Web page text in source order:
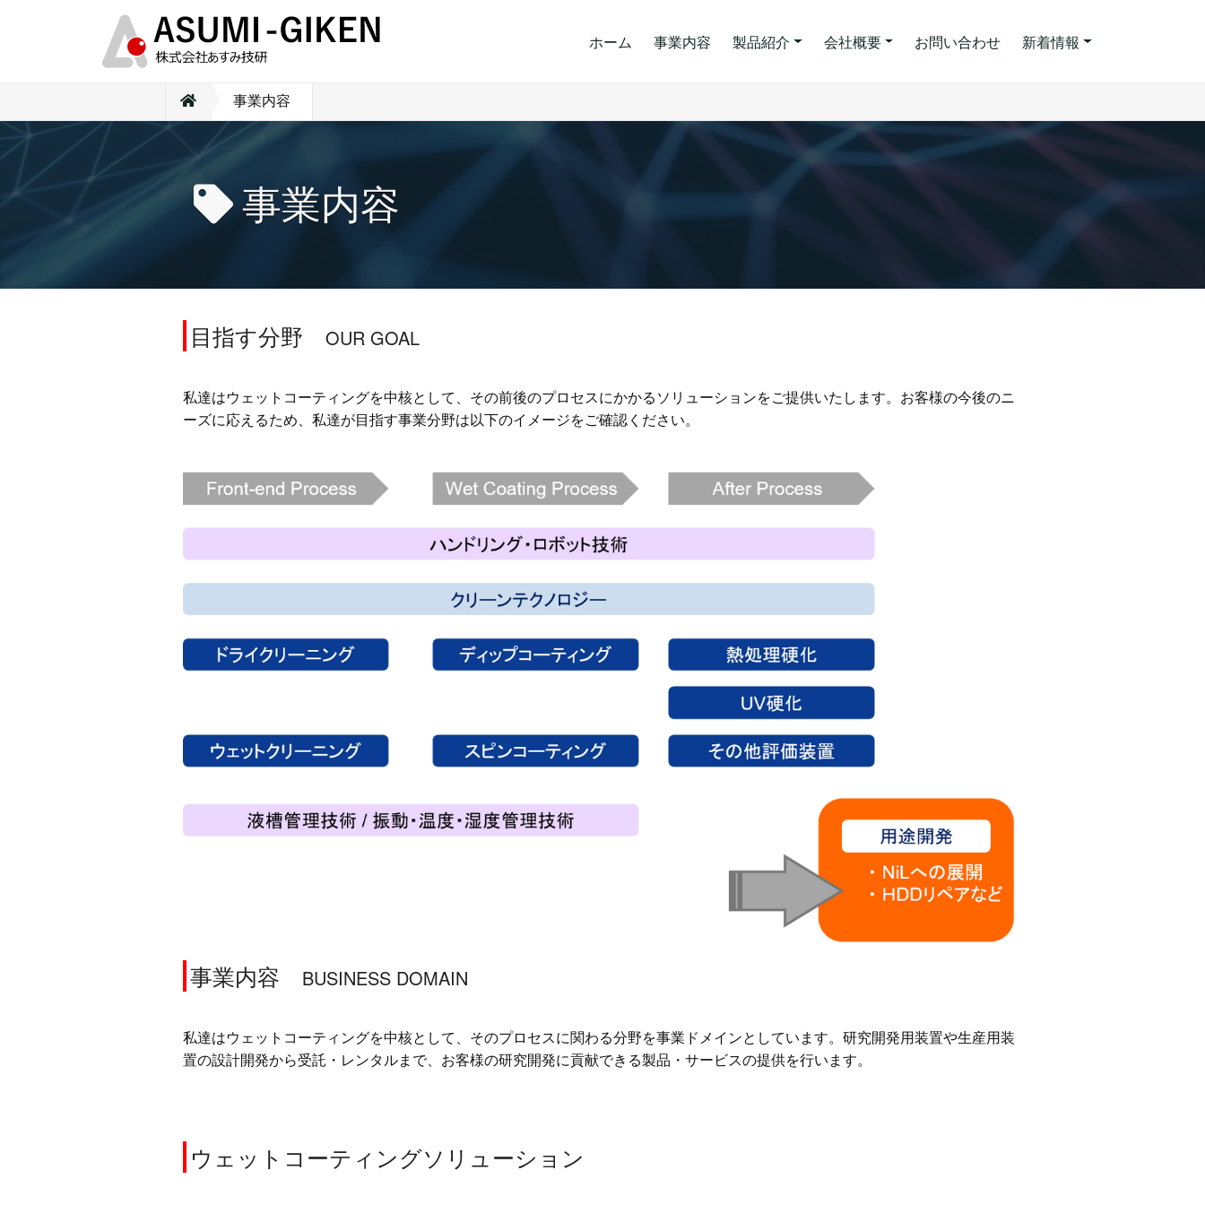
ホーム 事業内容 製品紹介 会社概要 お問い合わせ 新着情報
事業内容
事業内容
目指す分野 OUR GOAL
私達はウェットコーティングを中核として、その前後のプロセスにかかるソリューションをご提供いたします。お客様の今後のニ
ーズに応えるため、私達が目指す事業分野は以下のイメージをご確認ください。
事業内容 BUSINESS DOMAIN
私達はウェットコーティングを中核として、そのプロセスに関わる分野を事業ドメインとしています。研究開発用装置や生産用装
置の設計開発から受託・レンタルまで、お客様の研究開発に貢献できる製品・サービスの提供を行います。
ウェットコーティングソリューション